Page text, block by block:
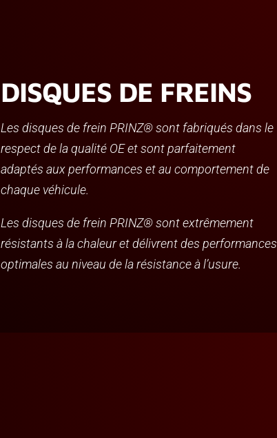
DISQUES DE FREINS
Les disques de frein PRINZ® sont fabriqués dans le
respect de la qualité OE et sont parfaitement
adaptés aux performances et au comportement de
chaque véhicule.
Les disques de frein PRINZ® sont extrêmement
résistants à la chaleur et délivrent des performances
optimales au niveau de la résistance à l’usure.